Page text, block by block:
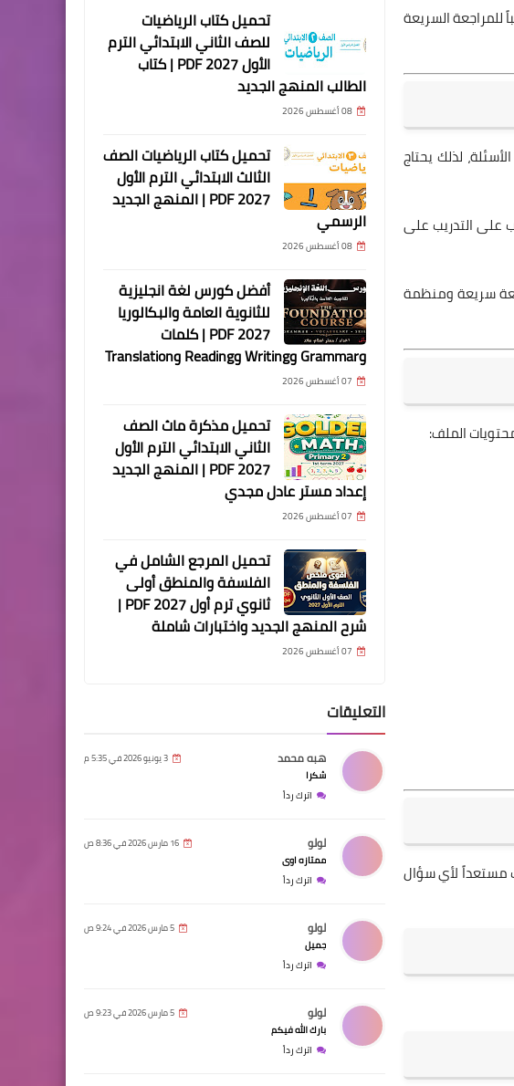
السريعة
لذلك يحتاج
على التدريب على
سريعة ومنظمة
الملف:
مستعداً لأي سؤال
تحميل كتاب الرياضيات
للصف الثاني الابتدائي الترم
الأول 2027 PDF | كتاب
الطالب المنهج الجديد
08 أغسطس 2026
تحميل كتاب الرياضيات الصف
الثالث الابتدائي الترم الأول
2027 PDF | المنهج الجديد
الرسمي
08 أغسطس 2026
أفضل كورس لغة انجليزية
للثانوية العامة والبكالوريا
2027 PDF | كلمات
وGrammar وWriting وReading وTranslation
07 أغسطس 2026
تحميل مذكرة ماث الصف
الثاني الابتدائي الترم الأول
2027 PDF | المنهج الجديد
إعداد مستر عادل مجدي
07 أغسطس 2026
تحميل المرجع الشامل في
الفلسفة والمنطق أولى
ثانوي ترم أول 2027 PDF |
شرح المنهج الجديد واختبارات شاملة
07 أغسطس 2026
التعليقات
هبه محمد 3 يونيو 2026 في 5:35 م
شكرا
اترك رداً
لولو 16 مارس 2026 في 8:36 ص
ممتازه اوى
اترك رداً
لولو 5 مارس 2026 في 9:24 ص
جميل
اترك رداً
لولو 5 مارس 2026 في 9:23 ص
بارك الله فيكم
اترك رداً